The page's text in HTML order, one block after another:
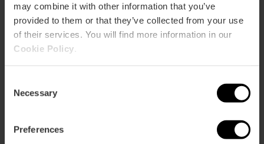
may combine it with other information that you’ve
provided to them or that they’ve collected from your use
of their services. You will find more information in our
Cookie Policy
Selection
Necessary
Preferences
Große gastronomische
Events
die lokale Küche im Rampenlicht
Köche, lokale Produkte und